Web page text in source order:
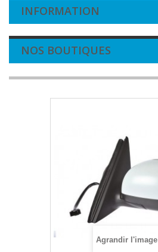
INFORMATION
NOS BOUTIQUES
Agrandir l'image